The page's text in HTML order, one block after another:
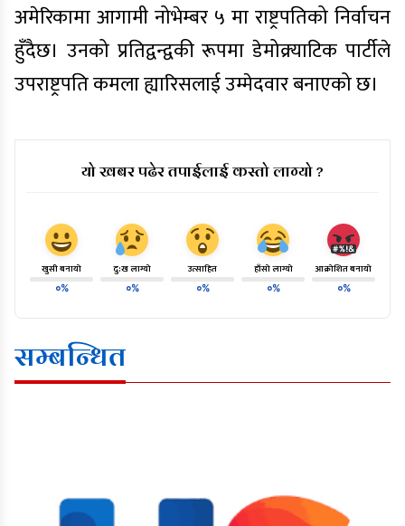
अमेरिकामा आगामी नोभेम्बर ५ मा राष्ट्रपतिको निर्वाचन
हुँदैछ। उनको प्रतिद्वन्द्वकी रूपमा डेमोक्र्याटिक पार्टीले
उपराष्ट्रपति कमला ह्यारिसलाई उम्मेदवार बनाएको छ।
यो खबर पढेर तपाईलाई कस्तो लाग्यो ?
खुसी बनायो
०%
दु:ख लाग्यो
०%
उत्साहित
०%
हाँसो लाग्यो
०%
आक्रोशित बनायो
०%
सम्बन्धित